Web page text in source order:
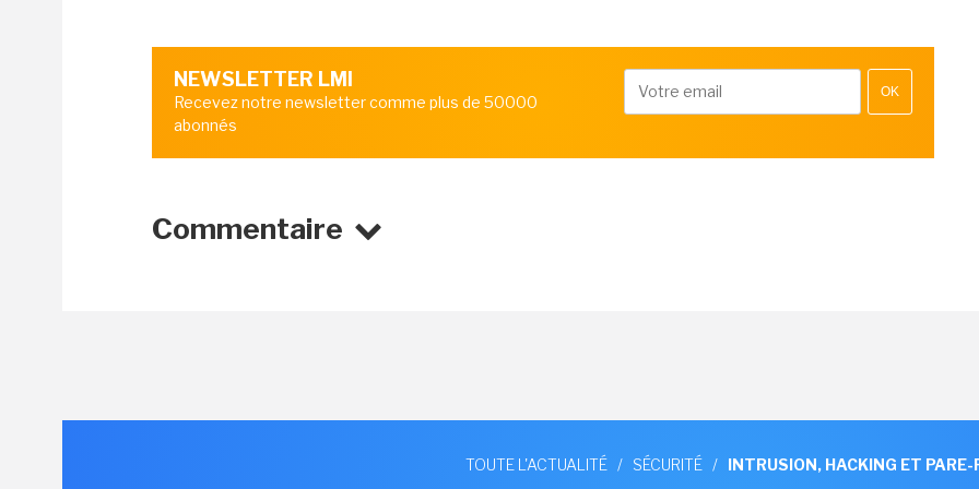
NEWSLETTER LMI
Recevez notre newsletter comme plus de 50000
abonnés
OK
Commentaire
TOUTE L'ACTUALITÉ / SÉCURITÉ / INTRUSION, HACKING ET PARE-